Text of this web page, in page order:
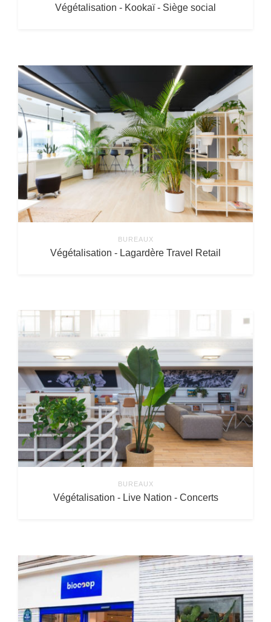
Végétalisation - Kookaï - Siège social
BUREAUX
Végétalisation - Lagardère Travel Retail
BUREAUX
Végétalisation - Live Nation - Concerts